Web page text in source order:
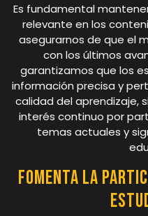
Es fundamental
relevante en los
asegurarnos de que el
con los últimos
garantizamos que los
información precisa y
calidad del aprendizaje,
interés continuo por
temas actuales y
Fomenta la